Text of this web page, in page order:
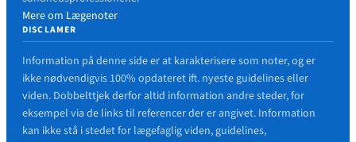
Mere om Lægenoter
DISCLAMER
Information på denne side er at karakterisere som noter, og er
ikke nødvendigvis 100% opdateret ift. nyeste guidelines eller
viden. Dobbelttjek derfor altid information andre steder, for
eksempel via de links til referencer der er angivet. Information
kan ikke stå i stedet for lægefaglig viden, guidelines,